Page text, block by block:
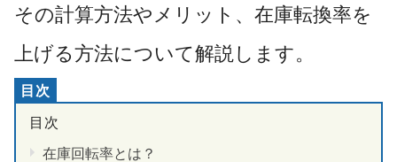
その計算方法やメリット、在庫転換率を
上げる方法について解説します。
在庫回転率とは？